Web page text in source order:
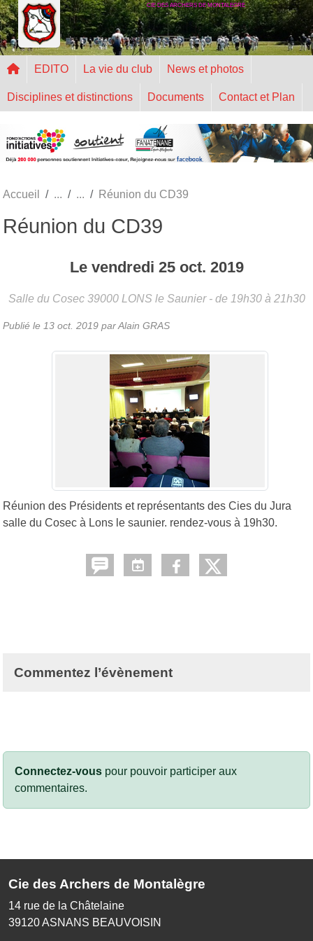
CIE DES ARCHERS DE MONTALEGRE
EDITO La vie du club News et photos
Disciplines et distinctions Documents Contact et Plan
Accueil Réunion du CD39
Réunion du CD39
Le vendredi 25 oct. 2019
Salle du Cosec 39000 LONS le Saunier - de 19h30 à 21h30
Publié le 13 oct. 2019 par Alain GRAS
Réunion des Présidents et représentants des Cies du Jura
salle du Cosec à Lons le saunier. rendez-vous à 19h30.
Commentez l’évènement
Connectez-vous pour pouvoir participer aux
commentaires.
Cie des Archers de Montalègre
14 rue de la Châtelaine
39120ASNANS BEAUVOISIN
Panneau de gestion des cookies